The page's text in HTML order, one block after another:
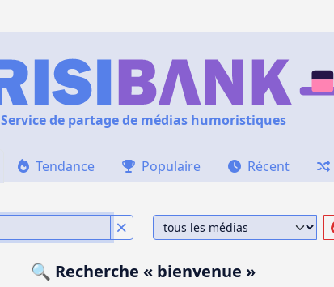
Service de partage de médias humoristiques
Tendance Populaire Récent
🔍 Recherche « bienvenue »